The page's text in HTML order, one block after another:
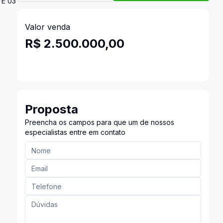
Valor venda
R$ 2.500.000,00
Proposta
Preencha os campos para que um de nossos
especialistas entre em contato